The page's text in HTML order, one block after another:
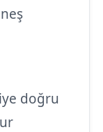
doğru